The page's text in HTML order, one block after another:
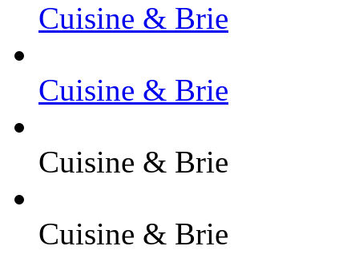
Cuisine & Brie
Cuisine & Brie
Cuisine & Brie
Cuisine & Brie